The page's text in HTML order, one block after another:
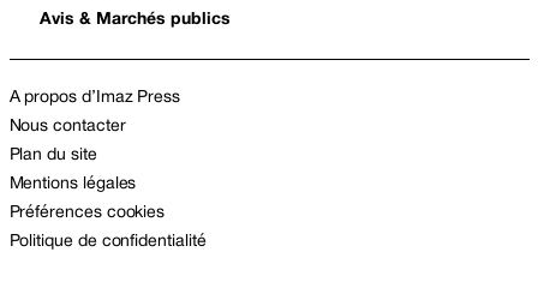
Avis & Marchés publics
A propos d’Imaz Press
Nous contacter
Plan du site
Mentions légales
Préférences cookies
Politique de confidentialité